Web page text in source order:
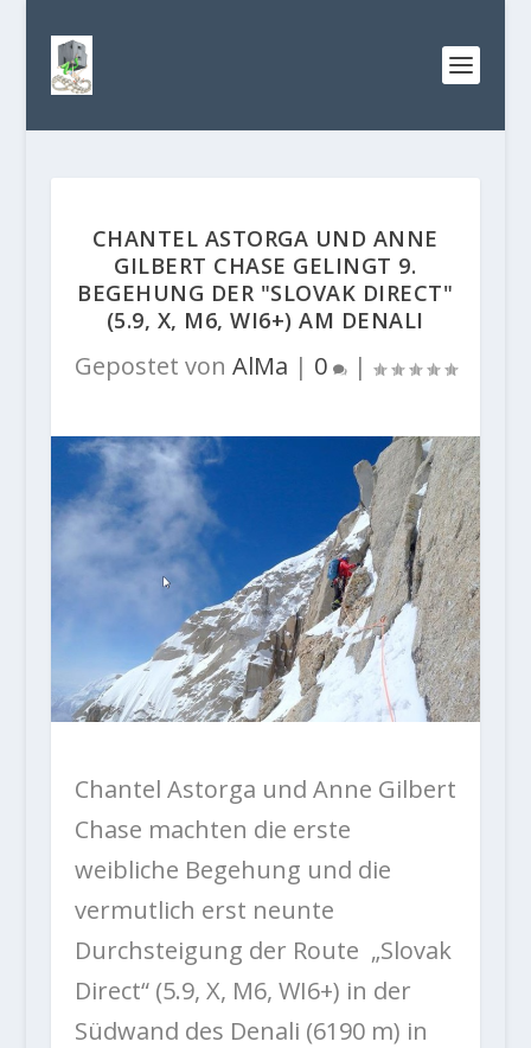
CHANTEL ASTORGA UND ANNE
GILBERT CHASE GELINGT 9.
BEGEHUNG DER "SLOVAK DIRECT"
(5.9, X, M6, WI6+) AM DENALI
Gepostet von AlMa | 0 |
Chantel Astorga und Anne Gilbert
Chase machten die erste
weibliche Begehung und die
vermutlich erst neunte
Durchsteigung der Route „Slovak
Direct“ (5.9, X, M6, WI6+) in der
Südwand des Denali (6190 m) in